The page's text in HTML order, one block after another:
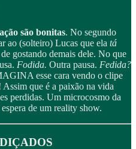
são bonitas. No segundo
ao (solteiro) Lucas que ela tá
gostando demais dele. No que
Fodida. Outra pausa. Fedida?
esse cara vendo o clipe
que é a paixão na vida
perdidas. Um microcosmo da
de um reality show.